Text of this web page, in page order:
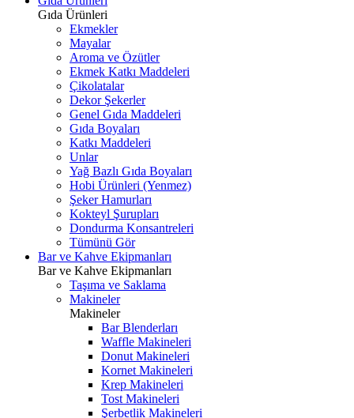
Gıda Ürünleri
Ekmekler
Mayalar
Aroma ve Özütler
Ekmek Katkı Maddeleri
Çikolatalar
Dekor Şekerler
Genel Gıda Maddeleri
Gıda Boyaları
Katkı Maddeleri
Unlar
Yağ Bazlı Gıda Boyaları
Hobi Ürünleri (Yenmez)
Şeker Hamurları
Kokteyl Şurupları
Dondurma Konsantreleri
Tümünü Gör
Bar ve Kahve Ekipmanları
Bar ve Kahve Ekipmanları
Taşıma ve Saklama
Makineler
Makineler
Bar Blenderları
Waffle Makineleri
Donut Makineleri
Kornet Makineleri
Krep Makineleri
Tost Makineleri
Şerbetlik Makineleri